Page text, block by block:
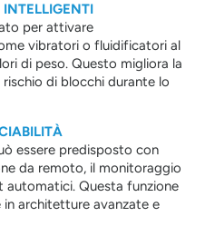
per attivare
vibratori o fluidificatori al
di peso. Questo migliora la
di blocchi durante lo
essere predisposto con
da remoto, il monitoraggio
automatici. Questa funzione
architetture avanzate e